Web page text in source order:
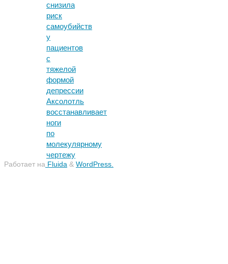
снизила
риск
самоубийств
у
пациентов
с
тяжелой
формой
депрессии
Аксолотль
восстанавливает
ноги
по
молекулярному
чертежу
Работает на Fluida & WordPress.